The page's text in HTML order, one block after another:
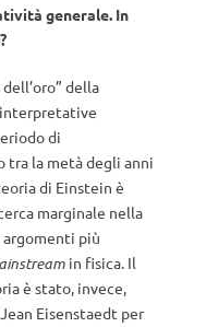
generale. In
della
di
tra la metà degli anni
di Einstein è
marginale nella
più
in fisica. Il
è stato, invece,
Eisenstaedt per